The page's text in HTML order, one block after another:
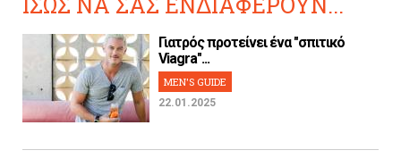
Γιατρός προτείνει ένα "σπιτικό
Viagra"...
MEN'S GUIDE
22.01.2025